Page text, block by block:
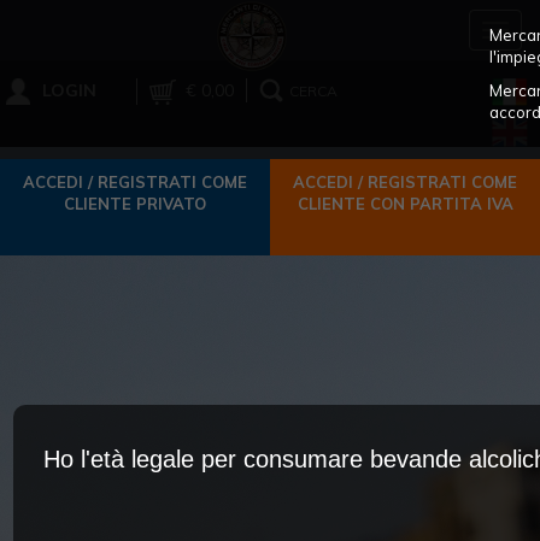
ACCEDI / REGISTRATI COME
CLIENTE PRIVATO
ACCEDI / REGISTRATI COME
CLIENTE CON PARTITA IVA
Ho l'età legale per consumare bevande